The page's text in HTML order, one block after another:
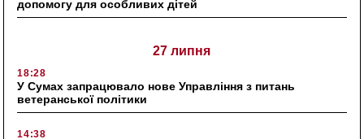
допомогу для особливих дітей
27 липня
18:28
У Сумах запрацювало нове Управління з питань
ветеранської політики
14:38